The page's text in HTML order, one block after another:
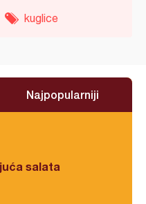
kuglice
Najpopularniji
salata